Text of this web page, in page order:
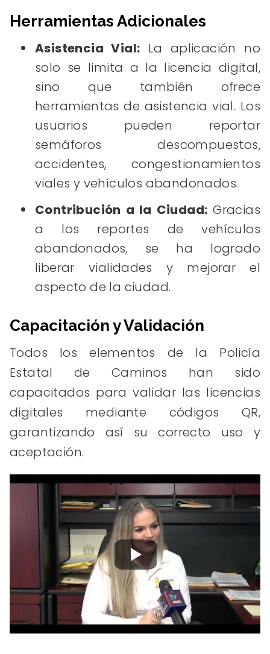
Herramientas Adicionales
Asistencia Vial: La aplicación no
solo se limita a la licencia digital,
sino que también ofrece
herramientas de asistencia vial. Los
usuarios pueden reportar
semáforos descompuestos,
accidentes, congestionamientos
viales y vehículos abandonados.
Contribución a la Ciudad: Gracias
a los reportes de vehículos
abandonados, se ha logrado
liberar vialidades y mejorar el
aspecto de la ciudad.
Capacitación y Validación
Todos los elementos de la Policía
Estatal de Caminos han sido
capacitados para validar las licencias
digitales mediante códigos QR,
garantizando así su correcto uso y
aceptación.